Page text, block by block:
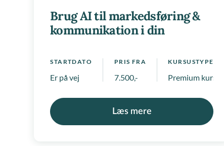
Brug AI til markedsføring &
kommunikation i din
STARTDATO
Er på vej
PRIS FRA
7.500,-
KURSUSTYPE
Premium kurser
Læs mere